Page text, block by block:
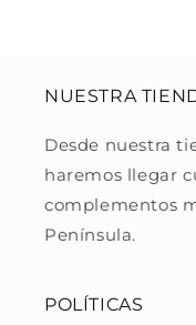
NUESTRA
Desde nuestra
haremos llegar
complementos
Península.
POLÍTICAS